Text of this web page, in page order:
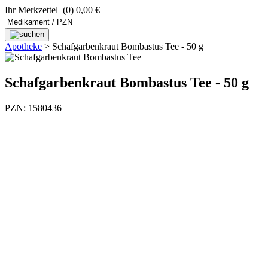
Ihr Merkzettel (0) 0,00 €
Apotheke > Schafgarbenkraut Bombastus Tee - 50 g
Schafgarbenkraut Bombastus Tee - 50 g
PZN: 1580436